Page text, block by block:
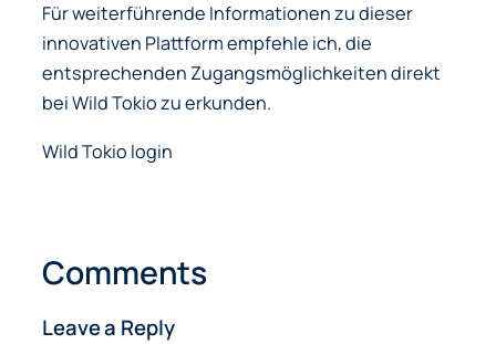
Für weiterführende Informationen zu dieser
innovativen Plattform empfehle ich, die
entsprechenden Zugangsmöglichkeiten direkt
bei Wild Tokio zu erkunden.
Wild Tokio login
Comments
Leave a Reply